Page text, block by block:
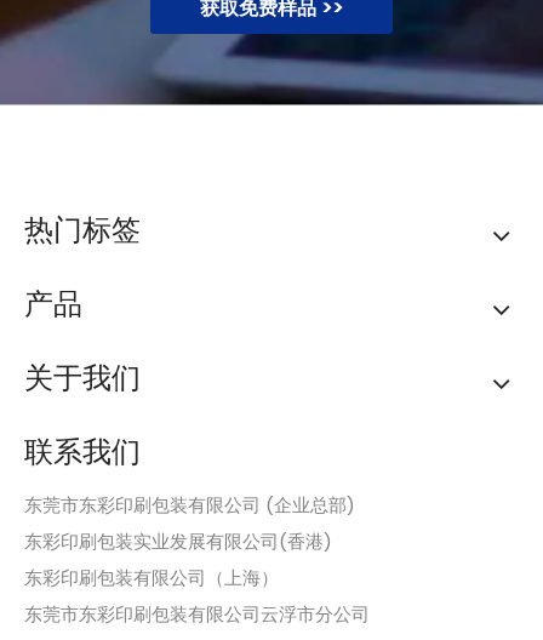
获取免费样品 >>
热门标签
产品
关于我们
联系我们
东莞市东彩印刷包装有限公司 (企业总部)
东彩印刷包装实业发展有限公司(香港)
东彩印刷包装有限公司（上海）
东莞市东彩印刷包装有限公司云浮市分公司